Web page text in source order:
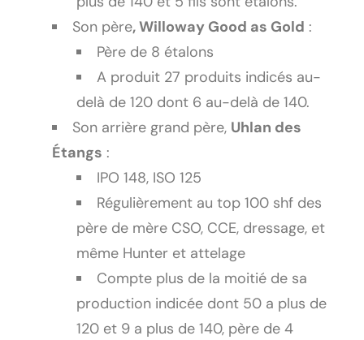
Son père, Willoway Good as Gold :
Père de 8 étalons
A produit 27 produits indicés au-
delà de 120 dont 6 au-delà de 140.
Son arrière grand père, Uhlan des
Étangs :
IPO 148, ISO 125
Régulièrement au top 100 shf des
père de mère CSO, CCE, dressage, et
même Hunter et attelage
Compte plus de la moitié de sa
production indicée dont 50 a plus de
120 et 9 a plus de 140, père de 4